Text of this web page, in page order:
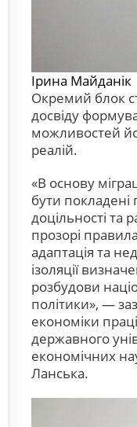
Ірина Майданік
Окремий блок
досвіду
можливостей
реалій.
«В основу
бути
доцільності та
прозорі
адаптація та
ізоляції
розбудови
політики», —
економіки
державного
економічних
Ланська.